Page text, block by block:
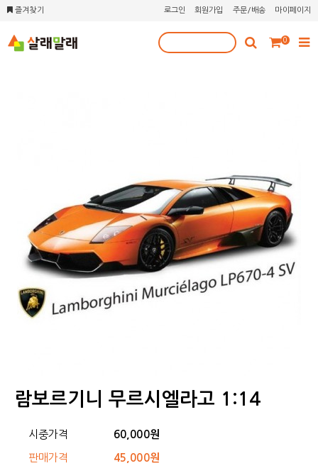
즐겨찾기 로그인 회원가입 주문/배송 마이페이지
0
람보르기니 무르시엘라고 1:14
시중가격 60,000원
판매가격 45,000원